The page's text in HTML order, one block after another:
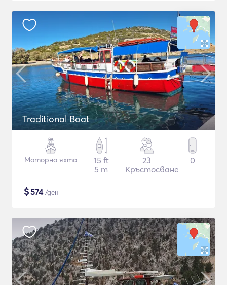
Traditional Boat
Моторна яхта
15 ft
5 m
23
Кръстосване
0
$574/ден